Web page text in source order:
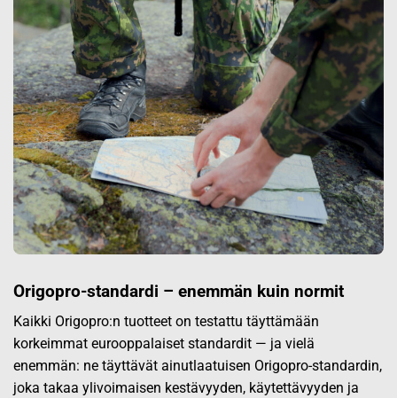
Origopro-standardi – enemmän kuin normit
Kaikki Origopro:n tuotteet on testattu täyttämään
korkeimmat eurooppalaiset standardit — ja vielä
enemmän: ne täyttävät ainutlaatuisen Origopro-standardin,
joka takaa ylivoimaisen kestävyyden, käytettävyyden ja